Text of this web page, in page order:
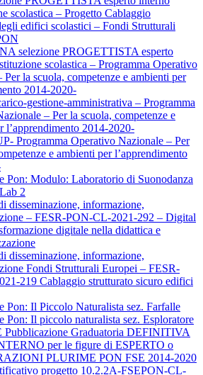
scolastica – Progetto Cablaggio
edifici scolastici – Fondi Strutturali
selezione PROGETTISTA esperto
scolastica – Programma Operativo
Per la scuola, competenze e ambienti per
2014-2020-
gestione-amministrativa – Programma
– Per la scuola, competenze e
l’apprendimento 2014-2020-
Programma Operativo Nazionale – Per
e ambienti per l’apprendimento
Pon: Modulo: Laboratorio di Suonodanza
2
disseminazione, informazione,
– FESR-PON-CL-2021-292 – Digital
digitale nella didattica e
disseminazione, informazione,
Fondi Strutturali Europei – FESR-
219 Cablaggio strutturato sicuro edifici
Pon: Il Piccolo Naturalista sez. Farfalle
Pon: Il piccolo naturalista sez. Esploratore
Graduatoria DEFINITIVA
per le figure di ESPERTO o
PLURIME PON FSE 2014-2020
progetto 10.2.2A-FSEPON-CL-